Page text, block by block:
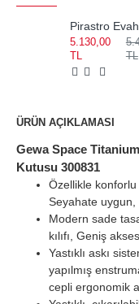
5.130,00
TL
TL
ÜRÜN AÇIKLAMASI
Gewa Space
Kutusu 300831
Özellikle konforlu
Seyahate uygun,
Modern sade
kılıfı, Geniş
Yastıklı askı
yapılmış
cepli ergonomik